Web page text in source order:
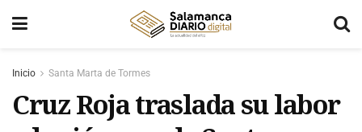
Inicio Santa Marta de Tormes
Cruz Roja traslada su labor